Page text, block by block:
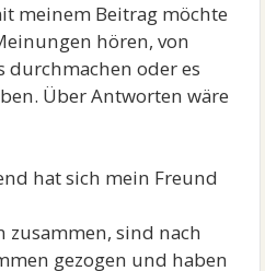
meinem Beitrag möchte
hören, von
durchmachen oder es
Über Antworten wäre
hat sich mein Freund
zusammen, sind nach
gezogen und haben